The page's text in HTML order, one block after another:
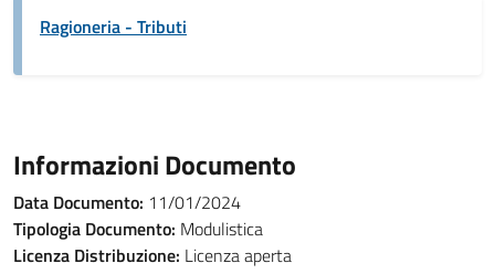
Ragioneria - Tributi
Informazioni Documento
Data Documento: 11/01/2024
Tipologia Documento: Modulistica
Licenza Distribuzione: Licenza aperta